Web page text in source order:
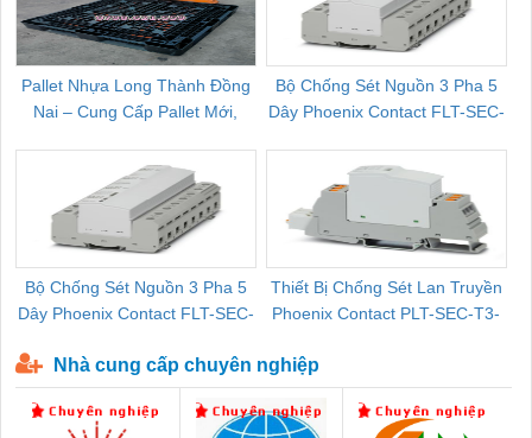
Pallet Nhựa Long Thành Đồng
Nai – Cung Cấp Pallet Mới,
Bộ Chống Sét Nguồn 3 Pha 5
Dây Phoenix Contact FLT-SEC-
Bộ Chống Sét Nguồn 3 Pha 5
Dây Phoenix Contact FLT-SEC-
Thiết Bị Chống Sét Lan Truyền
Phoenix Contact PLT-SEC-T3-
Nhà cung cấp chuyên nghiệp